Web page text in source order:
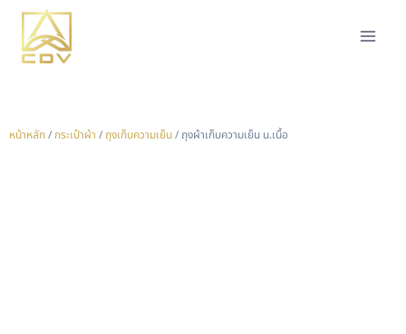
หน้าหลัก/ กระเป๋าผ้า / ถุงเก็บความเย็น/ ถุงผ้าเก็บความเย็น น.เนื้อ